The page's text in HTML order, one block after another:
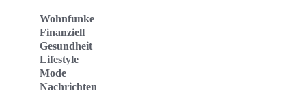
Wohnfunke
Finanziell
Gesundheit
Lifestyle
Mode
Nachrichten